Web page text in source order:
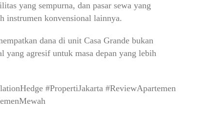
yang sempurna, dan pasar sewa yang
instrumen konvensional lainnya.
dana di unit Casa Grande bukan
agresif untuk masa depan yang lebih
#PropertiJakarta #ReviewApartemen